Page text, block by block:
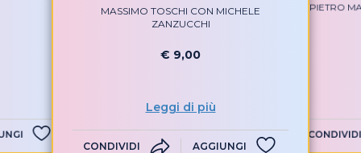
MASSIMO TOSCHI CON MICHELE
ZANZUCCHI
€ 9,00
Leggi di più
CONDIVIDI AGGIUNGI
PIETRO
CONDIVIDI